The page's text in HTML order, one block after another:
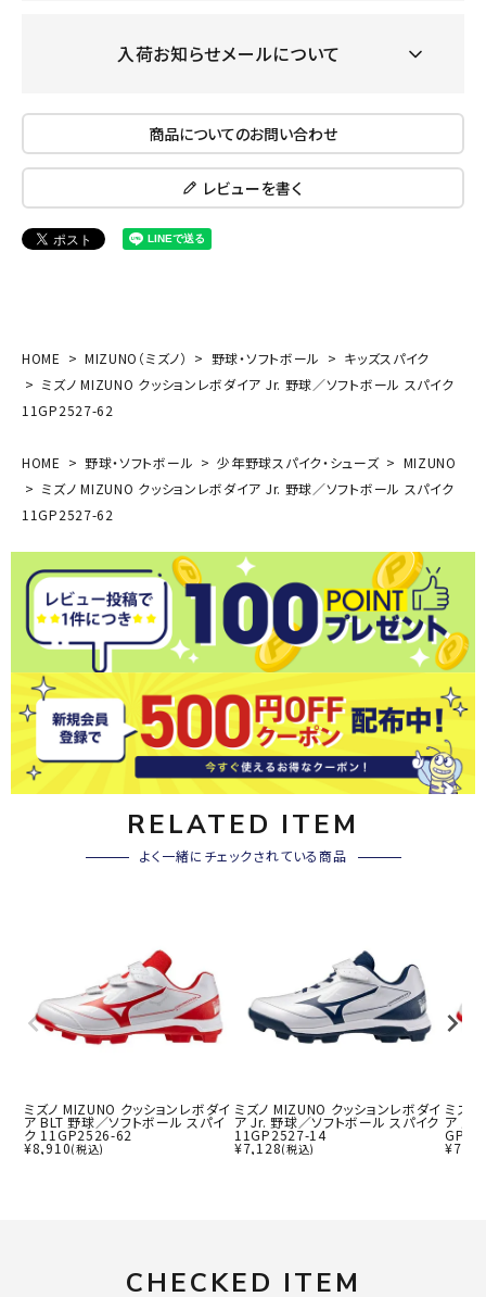
入荷お知らせメールについて
商品についてのお問い合わせ
レビューを書く
HOME MIZUNO（ミズノ） 野球・ソフトボール
キッズスパイク
ミズノ MIZUNO クッションレボダイア Jr. 野球／ソフトボール スパイク
11GP2527-62
HOME 野球・ソフトボール 少年野球スパイク・シューズ
MIZUNO
ミズノ MIZUNO クッションレボダイア Jr. 野球／ソフトボール スパイク
11GP2527-62
RELATED ITEM
よく一緒にチェックされている商品
ミズノ MIZUNO クッションレボダイ
ア BLT 野球／ソフトボール スパイ
ク 11GP2526-62
¥8,910(税込)
ミズノ MIZUNO クッションレボダイ
ア Jr. 野球／ソフトボール スパイク
11GP2527-14
¥7,128(税込)
ミズ
ア 野
¥
CHECKED ITEM